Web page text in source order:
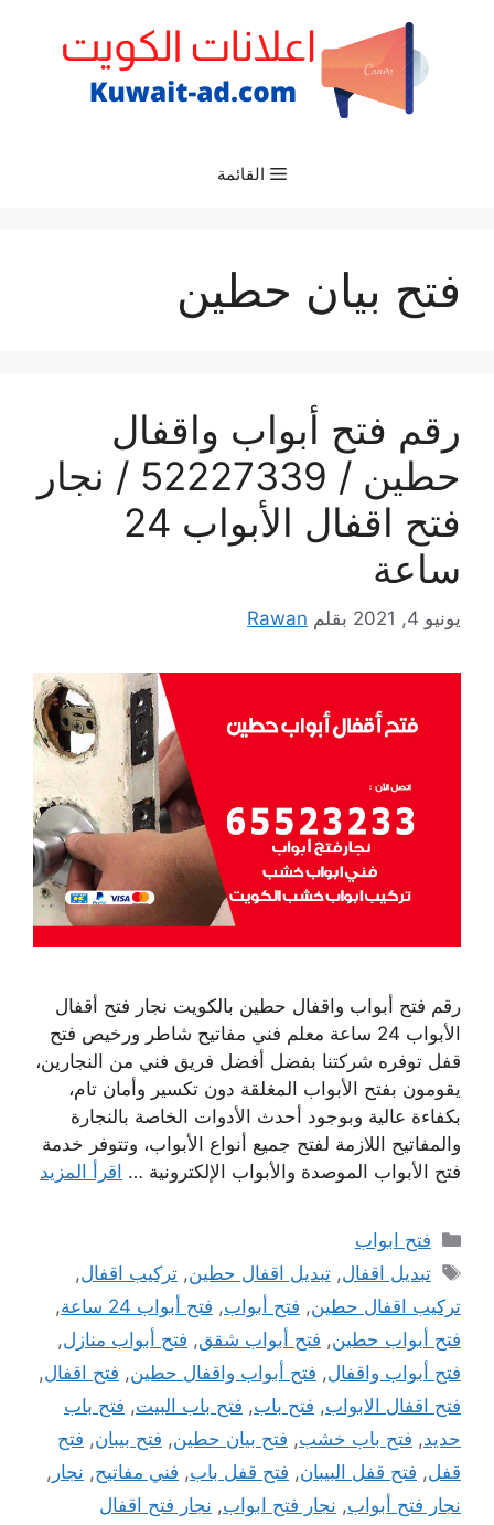
القائمة
فتح بيان حطين
رقم فتح أبواب واقفال
حطين / 52227339 / نجار
فتح اقفال الأبواب 24
ساعة
يونيو 4, 2021 بقلم Rawan
رقم فتح أبواب واقفال حطين بالكويت نجار فتح أقفال
الأبواب 24 ساعة معلم فني مفاتيح شاطر ورخيص فتح
قفل توفره شركتنا بفضل أفضل فريق فني من النجارين،
يقومون بفتح الأبواب المغلقة دون تكسير وأمان تام،
بكفاءة عالية وبوجود أحدث الأدوات الخاصة بالنجارة
والمفاتيح اللازمة لفتح جميع أنواع الأبواب، وتتوفر خدمة
فتح الأبواب الموصدة والأبواب الإلكترونية … اقرأ المزيد
التصنيفات
فتح ابواب
الوسوم
تبديل اقفال,تبديل اقفال حطين,تركيب اقفال,
تركيب اقفال حطين, فتح أبواب, فتح أبواب 24 ساعة
,
فتح أبواب حطين, فتح أبواب شقق, فتح أبواب منازل,
فتح أبواب واقفال, فتح أبواب واقفال حطين, فتح اقفال,
فتح اقفال الابواب, فتح باب, فتح باب البيت, فتح باب
حديد, فتح باب خشب, فتح بيان حطين, فتح بيبان, فتح
قفل, فتح قفل البيبان, فتح قفل باب, فني مفاتيح, نجار ,
نجار فتح أبواب, نجار فتح ابواب, نجار فتح اقفال